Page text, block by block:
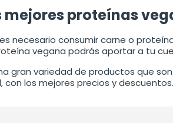
mejores proteínas
necesario consumir carne o
vegana podrás aportar a tu
gran variedad de productos que
con los mejores precios y descuentos.